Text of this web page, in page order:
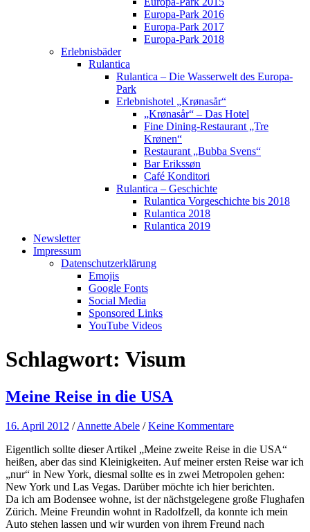
Europa-Park 2016
Europa-Park 2017
Europa-Park 2018
Erlebnisbäder
Rulantica
Rulantica – Die Wasserwelt des Europa-
Park
Erlebnishotel „Krønasår“
„Krønasår“ – Das Hotel
Fine Dining-Restaurant „Tre
Krønen“
Restaurant „Bubba Svens“
Bar Erikssøn
Café Konditori
Rulantica – Geschichte
Rulantica Vorgeschichte bis 2018
Rulantica 2018
Rulantica 2019
Newsletter
Impressum
Datenschutzerklärung
Emojis
Google Fonts
Social Media
Sponsored Links
YouTube Videos
Schlagwort: Visum
Meine Reise in die USA
16. April 2012 /Annette Abele /Keine Kommentare
Eigentlich sollte dieser Artikel „Meine zweite Reise in die USA“
heißen, aber das sind Kleinigkeiten. Auf meiner ersten Reise war ich
„nur“ in New York, diesmal sollte es in zwei Metropolen gehen:
New York und Las Vegas. Darüber möchte ich hier berichten.
Da ich am Bodensee wohne, ist der nächstgelegene große Flughafen
Zürich. Meine Freundin wohnt in Radolfzell, da konnte ich mein
Auto stehen lassen und wir wurden von ihrem Freund nach